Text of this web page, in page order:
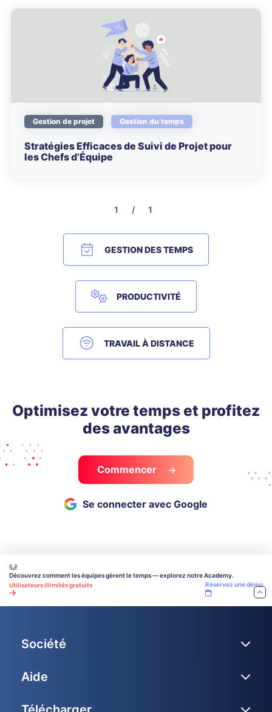
Gestion de projet Gestion du temps
Stratégies Efficaces de Suivi de Projet pour
les Chefs d’Équipe
1 / 1
GESTION DES TEMPS
PRODUCTIVITÉ
TRAVAIL À DISTANCE
Optimisez votre temps et profitez
des avantages
Commencer
Se connecter avec Google
Découvrez comment les équipes gèrent le temps — explorez notre Academy.
Utilisateurs illimités gratuits
Réservez une démo
Société
Aide